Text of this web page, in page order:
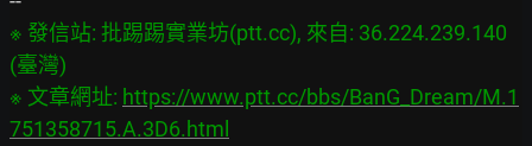
※ 發信站: 批踢踢實業坊(ptt.cc), 來自: 36.224.239.140
(臺灣)
※ 文章網址: https://www.ptt.cc/bbs/BanG_Dream/M.1
751358715.A.3D6.html